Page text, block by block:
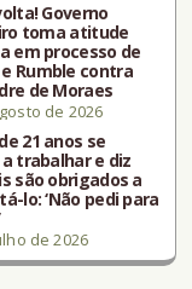
Governo
toma atitude
em processo de
Rumble contra
de Moraes
de 2026
21 anos se
trabalhar e diz
são obrigados a
lo: ‘Não pedi para
de 2026